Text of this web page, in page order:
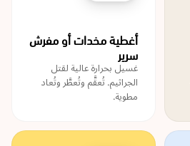
أغطية مخدات أو مفرش
سرير
غسيل بحرارة عالية لقتل
الجراثيم. تُعقَّم وتُعطَّر وتُعاد
مطوية.